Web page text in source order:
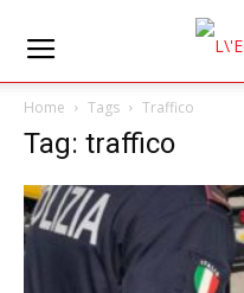
Home Tags Traffico
Tag: traffico